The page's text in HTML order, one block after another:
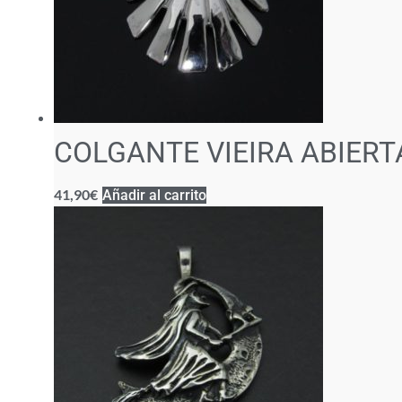
COLGANTE VIEIRA
41,90€ Añadir al carrito